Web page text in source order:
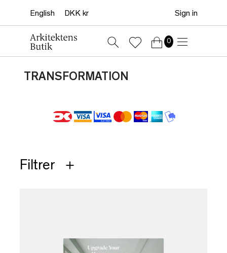
Sign in
0
TRANSFORMATION
Filtrer